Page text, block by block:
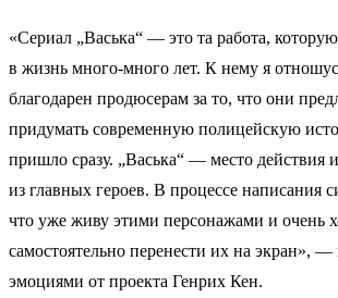
«Сериал „Васька“ — это та работа,
в жизнь много-много лет. К нему я
благодарен продюсерам за то, что они
придумать современную полицейскую
пришло сразу. „Васька“ — место действия
из главных героев. В процессе написания
что уже живу этими персонажами и очень
самостоятельно перенести их на экран», —
эмоциями от проекта Генрих Кен.